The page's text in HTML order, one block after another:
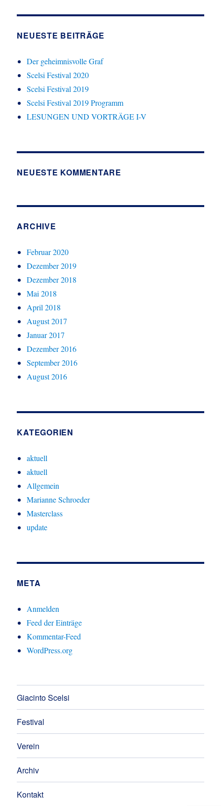
NEUESTE BEITRÄGE
Der geheimnisvolle Graf
Scelsi Festival 2020
Scelsi Festival 2019
Scelsi Festival 2019 Programm
LESUNGEN UND VORTRÄGE I-V
NEUESTE KOMMENTARE
ARCHIVE
Februar 2020
Dezember 2019
Dezember 2018
Mai 2018
April 2018
August 2017
Januar 2017
Dezember 2016
September 2016
August 2016
KATEGORIEN
aktuell
aktuell
Allgemein
Marianne Schroeder
Masterclass
update
META
Anmelden
Feed der Einträge
Kommentar-Feed
WordPress.org
Giacinto Scelsi
Festival
Verein
Archiv
Kontakt